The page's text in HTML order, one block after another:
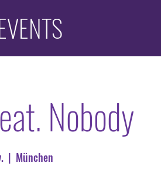
Nobody
  |
München